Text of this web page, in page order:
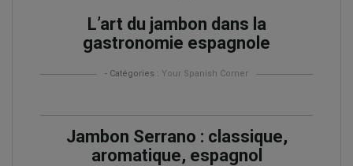
L’art du jambon dans la
gastronomie espagnole
- Catégories : Your Spanish Corner
Jambon Serrano : classique,
aromatique, espagnol